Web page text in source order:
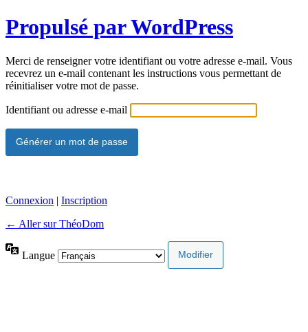
Propulsé par WordPress
Merci de renseigner votre identifiant ou votre adresse e-mail. Vous
recevrez un e-mail contenant les instructions vous permettant de
réinitialiser votre mot de passe.
Identifiant ou adresse e-mail
Connexion | Inscription
← Aller sur ThéoDom
Langue